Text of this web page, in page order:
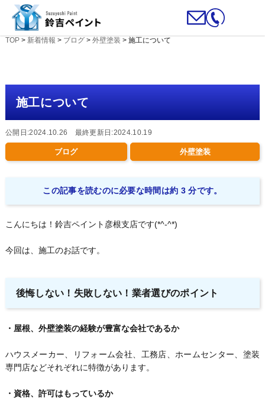
TOP> 新着情報 > ブログ> 外壁塗装 > 施工について
施工について
公開日:2024.10.26 最終更新日:2024.10.19
ブログ 外壁塗装
この記事を読むのに必要な時間は約 3 分です。
こんにちは！鈴吉ペイント彦根支店です(*^-^*)
今回は、施工のお話です。
後悔しない！失敗しない！業者選びのポイント
・屋根、外壁塗装の経験が豊富な会社であるか
ハウスメーカー、リフォーム会社、工務店、ホームセンター、塗装
専門店などそれぞれに特徴があります。
・資格、許可はもっているか